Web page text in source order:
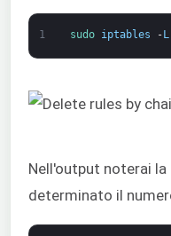
1 sudo iptables - L
Nell'output noterai
determinato il